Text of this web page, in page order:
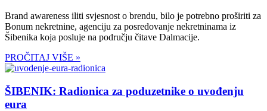
Brand awareness iliti svjesnost o brendu, bilo je potrebno proširiti za
Bonum nekretnine, agenciju za posredovanje nekretninama iz
Šibenika koja posluje na području čitave Dalmacije.
PROČITAJ VIŠE »
ŠIBENIK: Radionica za poduzetnike o uvođenju
eura